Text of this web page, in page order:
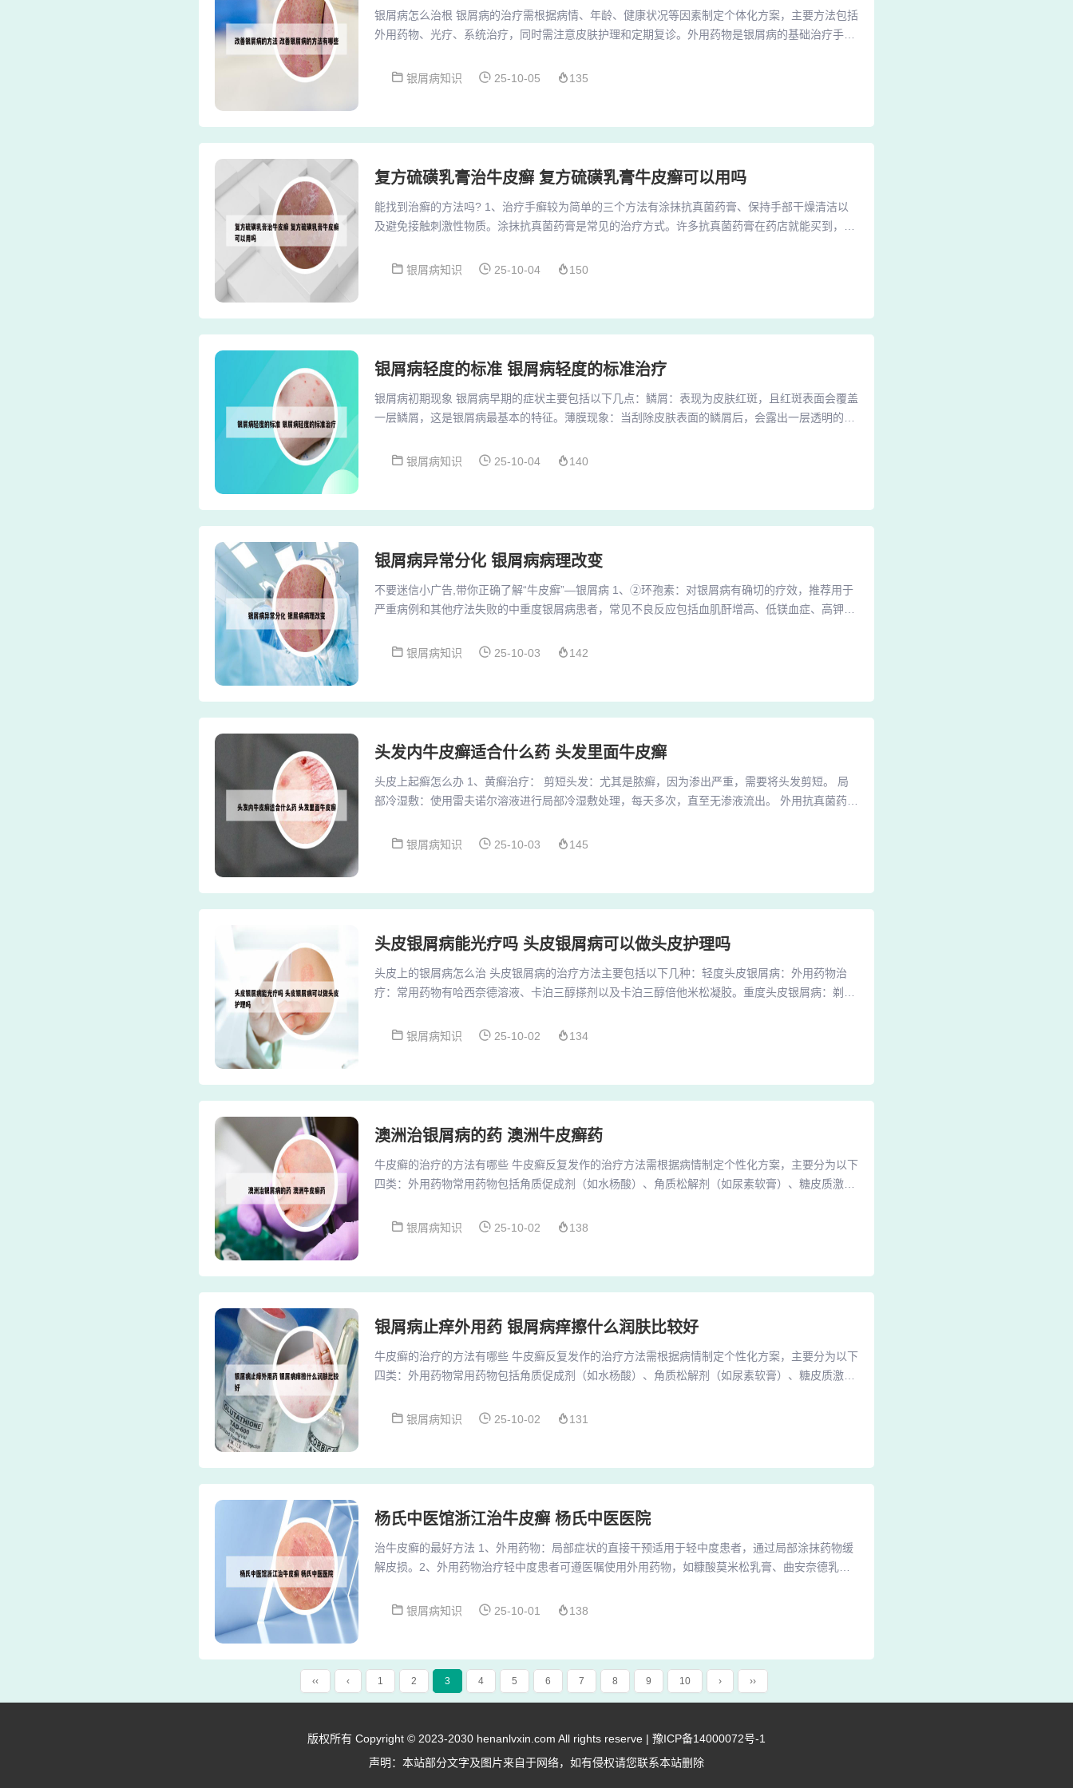
银屑病怎么治根 银屑病的治疗需根据病情、年龄、健康状况等因素制定个体化方案，主要方法包括
外用药物、光疗、系统治疗，同时需注意皮肤护理和定期复诊。外用药物是银屑病的基础治疗手
屑，角质促成剂（水杨酸）促进角质脱落。系统治疗：免疫抑制剂（甲氨蝶呤、环孢素）适用于中
银屑病知识 25-10-05 135
复方硫磺乳膏治牛皮癣 复方硫磺乳膏牛皮癣可以用吗
能找到治癣的方法吗? 1、治疗手癣较为简单的三个方法有涂抹抗真菌药膏、保持手部干燥清洁以
及避免接触刺激性物质。涂抹抗真菌药膏是常见的治疗方式。许多抗真菌药膏在药店就能买到，按
2、治疗癣的方法主要包括以下几种： 外用药物治疗 头癣：治疗头癣一般需要先拔发、洗发，然后
银屑病知识 25-10-04 150
银屑病轻度的标准 银屑病轻度的标准治疗
银屑病初期现象 银屑病早期的症状主要包括以下几点：鳞屑：表现为皮肤红斑，且红斑表面会覆盖
一层鳞屑，这是银屑病最基本的特征。薄膜现象：当刮除皮肤表面的鳞屑后，会露出一层透明的薄
一个典型特征，通常与鳞屑现象相伴出现。银屑病初期现象主要表现为以下特征：片状红斑银屑病
银屑病知识 25-10-04 140
银屑病异常分化 银屑病病理改变
不要迷信小广告,带你正确了解“牛皮癣”—银屑病 1、②环孢素：对银屑病有确切的疗效，推荐用于
严重病例和其他疗法失败的中重度银屑病患者，常见不良反应包括血肌酐增高、低镁血症、高钾血
胞和B细胞的增殖，并具有抗炎作用，其治疗银屑病的确切机理尚不清楚，主要用于关节病性银屑
银屑病知识 25-10-03 142
头发内牛皮癣适合什么药 头发里面牛皮癣
头皮上起癣怎么办 1、黄癣治疗： 剪短头发：尤其是脓癣，因为渗出严重，需要将头发剪短。 局
部冷湿敷：使用雷夫诺尔溶液进行局部冷湿敷处理，每天多次，直至无渗液流出。 外用抗真菌药
药物共同治疗。2、头皮癣的治疗方法主要包括以下几种情况： 头皮屑较多的情况： 饮食调整：饮
银屑病知识 25-10-03 145
头皮银屑病能光疗吗 头皮银屑病可以做头皮护理吗
头皮上的银屑病怎么治 头皮银屑病的治疗方法主要包括以下几种：轻度头皮银屑病：外用药物治
疗：常用药物有哈西奈德溶液、卡泊三醇搽剂以及卡泊三醇倍他米松凝胶。重度头皮银屑病：剃短
2%10%浓度的焦油类或水杨酸类制剂，这些药物可以有效减轻头皮银屑病的症状。糖皮质激素制
银屑病知识 25-10-02 134
澳洲治银屑病的药 澳洲牛皮癣药
牛皮癣的治疗的方法有哪些 牛皮癣反复发作的治疗方法需根据病情制定个性化方案，主要分为以下
四类：外用药物常用药物包括角质促成剂（如水杨酸）、角质松解剂（如尿素软膏）、糖皮质激素
减轻炎症反应来缓解红斑、鳞屑和瘙痒症状。外用药物治疗适用于轻中度患者，核心目标是控制局
银屑病知识 25-10-02 138
银屑病止痒外用药 银屑病痒擦什么润肤比较好
牛皮癣的治疗的方法有哪些 牛皮癣反复发作的治疗方法需根据病情制定个性化方案，主要分为以下
四类：外用药物常用药物包括角质促成剂（如水杨酸）、角质松解剂（如尿素软膏）、糖皮质激素
减轻炎症反应来缓解红斑、鳞屑和瘙痒症状。外用药物治疗适用于轻中度患者，核心目标是控制局
银屑病知识 25-10-02 131
杨氏中医馆浙江治牛皮癣 杨氏中医医院
治牛皮癣的最好方法 1、外用药物：局部症状的直接干预适用于轻中度患者，通过局部涂抹药物缓
解皮损。2、外用药物治疗轻中度患者可遵医嘱使用外用药物，如糠酸莫米松乳膏、曲安奈德乳膏
醇软膏（维生素D3衍生物）也可调节皮肤细胞增殖，减少复发风险。3、外用药物治疗外用药物是
银屑病知识 25-10-01 138
‹‹ ‹ 1 2 3 4 5 6 7 8 9 10 › ››
版权所有 Copyright © 2023-2030 henanlvxin.com All rights reserve | 豫ICP备14000072号-1
声明：本站部分文字及图片来自于网络，如有侵权请您联系本站删除